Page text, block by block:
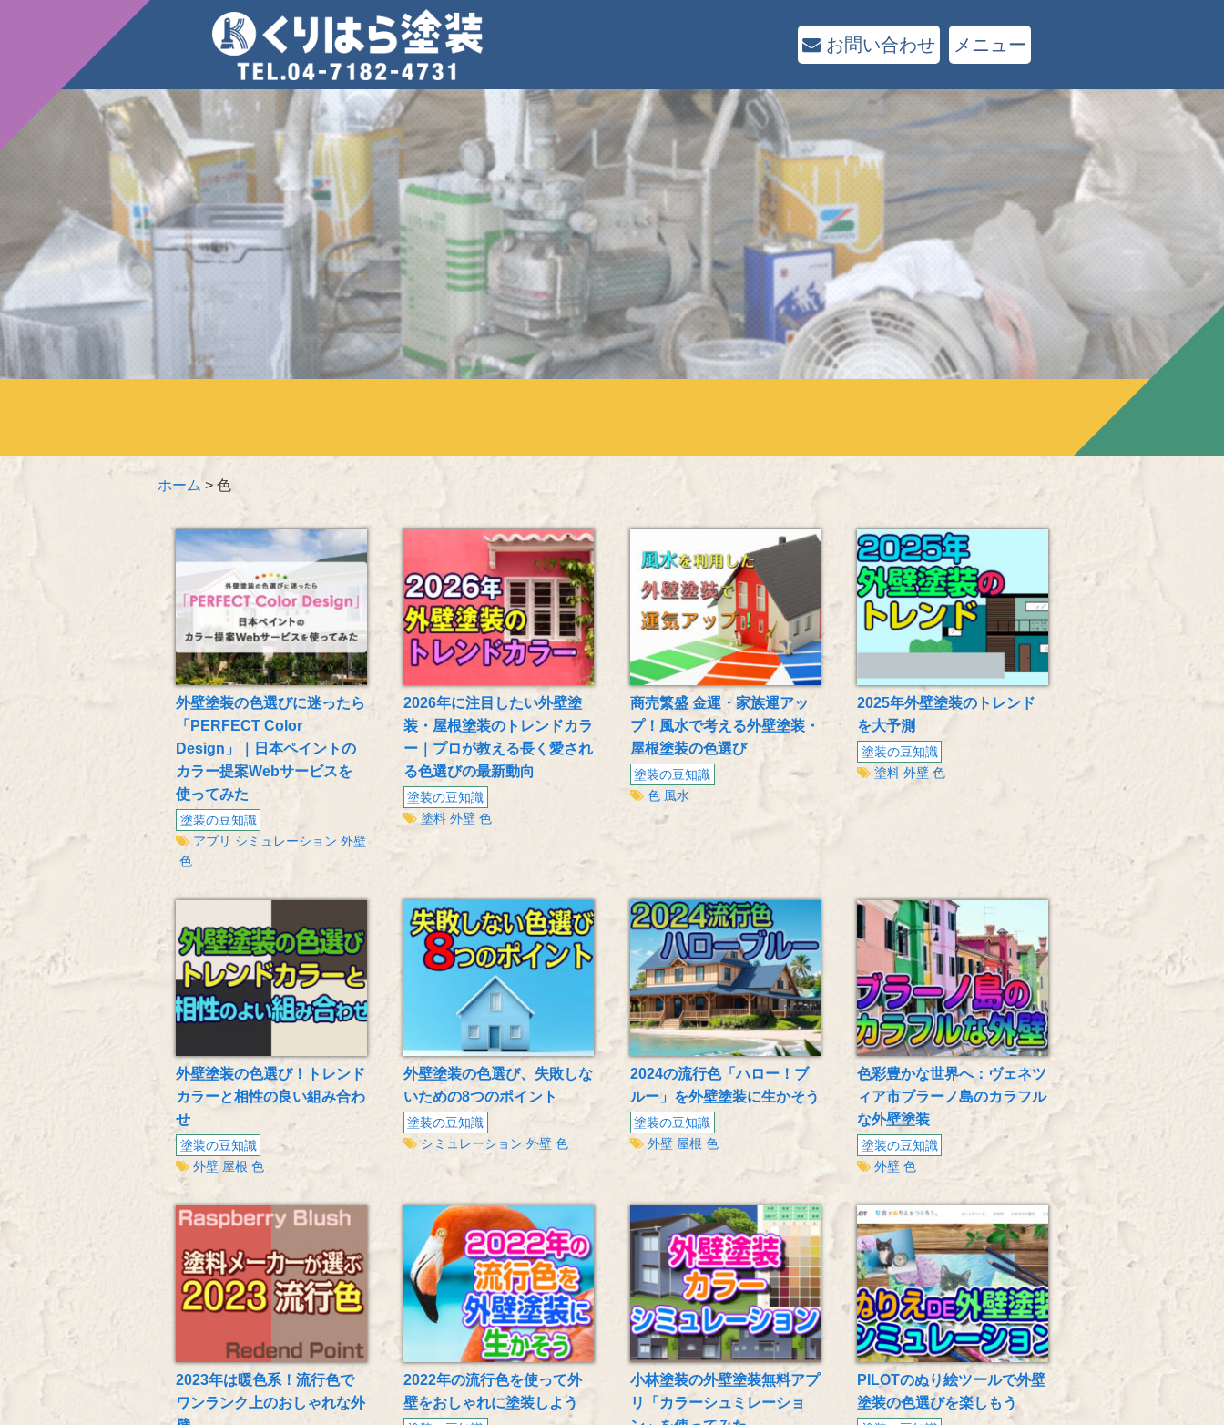
お問い合わせ メニュー
ホーム >色
外壁塗装の色選びに迷ったら
「PERFECT Color
Design」｜日本ペイントの
カラー提案Webサービスを
使ってみた
塗装の豆知識
アプリ シミュレーション 外壁
色
2026年に注目したい外壁塗
装・屋根塗装のトレンドカラ
ー｜プロが教える長く愛され
る色選びの最新動向
塗装の豆知識
塗料 外壁 色
商売繁盛 金運・家族運アッ
プ！風水で考える外壁塗装・
屋根塗装の色選び
塗装の豆知識
色 風水
2025年外壁塗装のトレンド
を大予測
塗装の豆知識
塗料 外壁 色
外壁塗装の色選び！トレンド
カラーと相性の良い組み合わ
せ
塗装の豆知識
外壁 屋根 色
外壁塗装の色選び、失敗しな
いための8つのポイント
塗装の豆知識
シミュレーション 外壁 色
2024の流行色「ハロー！ブ
ルー」を外壁塗装に生かそう
塗装の豆知識
外壁 屋根 色
色彩豊かな世界へ：ヴェネツ
ィア市ブラーノ島のカラフル
な外壁塗装
塗装の豆知識
外壁 色
2023年は暖色系！流行色で
ワンランク上のおしゃれな外
2022年の流行色を使って外
壁をおしゃれに塗装しよう
小林塗装の外壁塗装無料アプ
リ「カラーシュミレーショ
PILOTのぬり絵ツールで外壁
塗装の色選びを楽しもう